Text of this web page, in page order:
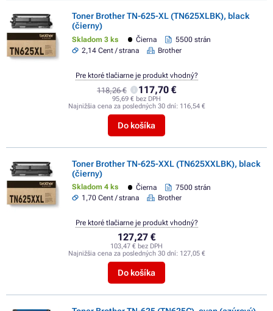
Toner Brother TN-625-XL (TN625XLBK), black
(čierny)
Skladom 3 ks Čierna
5500 strán
2,14 Cent / strana
Brother
118,26 € 117,70 €
95,69 € bez DPH
Najnižšia cena za posledných 30 dní: 116,54 €
Do košíka
Pre ktoré tlačiarne je produkt vhodný?
Toner Brother TN-625-XXL (TN625XXLBK), black
(čierny)
Skladom 4 ks Čierna
7500 strán
1,70 Cent / strana
Brother
127,27 €
103,47 € bez DPH
Najnižšia cena za posledných 30 dní: 127,05 €
Do košíka
Pre ktoré tlačiarne je produkt vhodný?